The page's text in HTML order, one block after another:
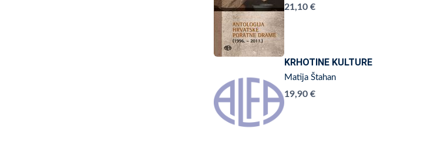
21,10 €
KRHOTINE KULTURE
Matija Štahan
19,90 €